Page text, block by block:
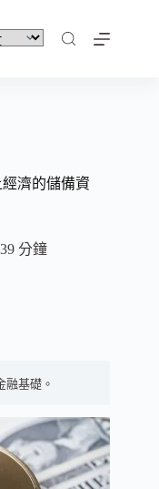
濟的儲備資
39 分鐘
融基礎。